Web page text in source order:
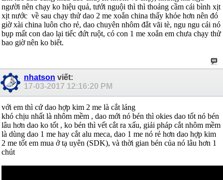
người nên chạy ko hiệu quả, tưới nguội thì thì thoảng cầm cái bình xịt
xịt nước về sau chạy thử dao 2 me xoắn china thấy khỏe hơn nên đó
giờ xài china luôn cho rẻ, dao chuyên nhôm đắt vãi tè, ngu ngu cái nó
bụp mất con dao lại tiếc đứt ruột, có con 1 me xoắn em chưa chạy thử
bao giờ nên ko biết.
nhatson viết:
17-03-2017 12:16:20 PM
với em thì cứ dao hợp kim 2 me là cắt láng
khó chịu nhất là nhôm mềm , dao mới nó bén thì okies dao tốt nó bén
lâu hơn dao ko tốt , ko bén thì vết cắt ra xấu, giải pháp cắt nhôm mềm
là dùng dao 1 me hay cắt alu meca, dao 1 me nó rẻ hơn dao hợp kim
2 me tốt em mua ở tạ uyên (SDK), và thời gian bén của nó lâu hơn 1
chút